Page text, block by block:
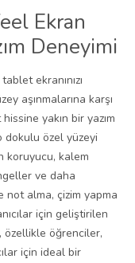
Ekran
Deneyimi
ekranınızı
aşınmalarına karşı
yakın bir yazım
dokulu özel yüzeyi
koruyucu, kalem
ve daha
not alma, çizim yapma
için geliştirilen
özellikle öğrenciler,
için ideal bir